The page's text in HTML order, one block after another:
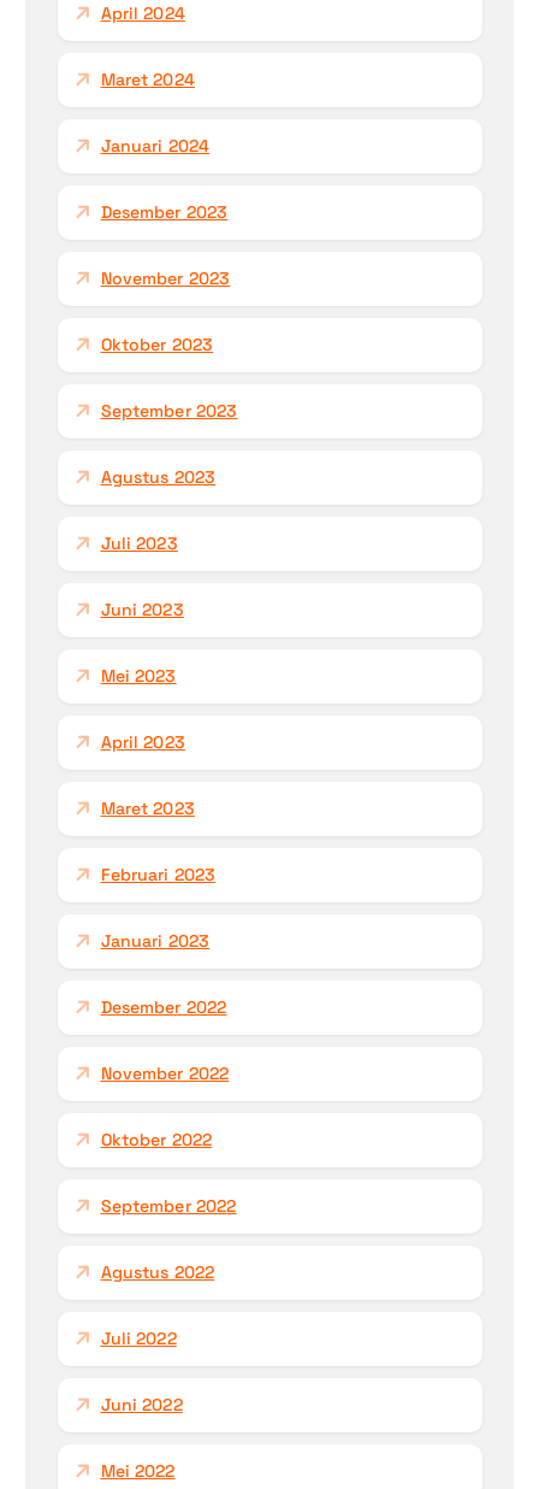
April 2024
Maret 2024
Januari 2024
Desember 2023
November 2023
Oktober 2023
September 2023
Agustus 2023
Juli 2023
Juni 2023
Mei 2023
April 2023
Maret 2023
Februari 2023
Januari 2023
Desember 2022
November 2022
Oktober 2022
September 2022
Agustus 2022
Juli 2022
Juni 2022
Mei 2022